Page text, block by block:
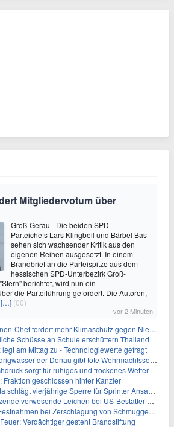
Mitgliedervotum über
Groß-Gerau - Die beiden SPD-
Parteichefs Lars Klingbeil und Bärbel Bas
sehen sich wachsender Kritik aus den
eigenen Reihen ausgesetzt. In einem
Brandbrief an die Parteispitze aus dem
hessischen SPD-Unterbezirk Groß-
berichtet, wird nun ein
die Parteiführung gefordert. Die Autoren,
[…] (00)
vor 2 Minuten
Chef fordert mehr Klimaschutz gegen Niedrigwasser
Schüsse an Schule erschüttern Thailand
legt am Mittag zu - Technologiewerte gefragt
der Donau gibt tote Wehrmachtssoldaten frei
sorgt für ruhiges und trockenes Wetter
Fraktion geschlossen hinter Kanzler
schlägt vierjährige Sperre für Sprinter Ansah vor
verwesende Leichen bei US-Bestatter gefunden
bei Zerschlagung von Schmuggelnetzwerk in Spanien
Verdächtiger gesteht Brandstiftung